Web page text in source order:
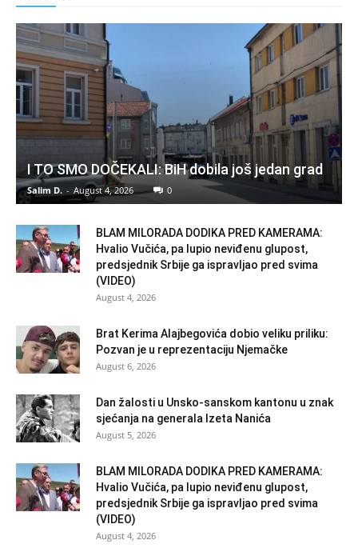
I TO SMO DOČEKALI: BiH dobila još jedan grad
Salim D. - August 4, 2026 0
BLAM MILORADA DODIKA PRED KAMERAMA:
Hvalio Vučića, pa lupio neviđenu glupost,
predsjednik Srbije ga ispravljao pred svima
(VIDEO)
August 4, 2026
Brat Kerima Alajbegovića dobio veliku priliku:
Pozvan je u reprezentaciju Njemačke
August 6, 2026
Dan žalosti u Unsko-sanskom kantonu u znak
sjećanja na generala Izeta Nanića
August 5, 2026
BLAM MILORADA DODIKA PRED KAMERAMA:
Hvalio Vučića, pa lupio neviđenu glupost,
predsjednik Srbije ga ispravljao pred svima
(VIDEO)
August 4, 2026